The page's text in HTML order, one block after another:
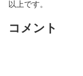
以上です。
コメント